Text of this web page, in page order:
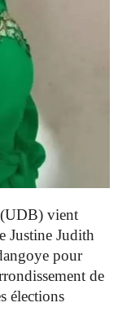
(UDB) vient
Justine Judith
pour
de
élections